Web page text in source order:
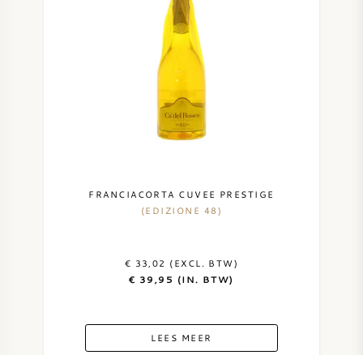
FRANCIACORTA CUVEE PRESTIGE
(EDIZIONE 48)
€ 33,02 (EXCL. BTW)
€ 39,95 (IN. BTW)
LEES MEER